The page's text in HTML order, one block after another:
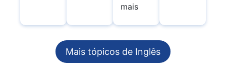
mais
Mais tópicos de Inglês